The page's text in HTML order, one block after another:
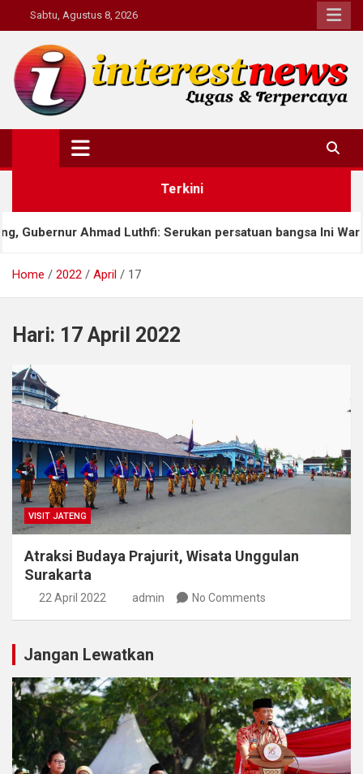
to
content
Sabtu, Agustus 8, 2026
Interestnews.or.id
Terkini
Ahmad Luthfi: Serukan persatuan bangsa Ini Warisan
Home 2022 April 17
Hari: 17 April 2022
VISIT JATENG
Atraksi Budaya Prajurit, Wisata Unggulan
Surakarta
22 April 2022 admin No Comments
Jangan Lewatkan